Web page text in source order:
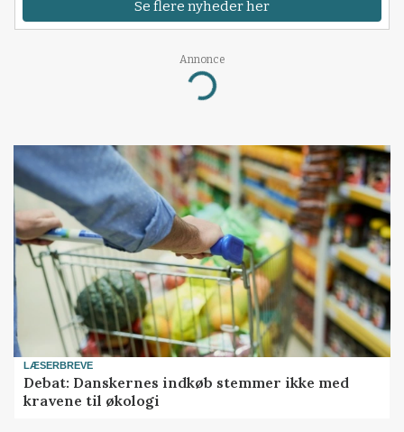
Se flere nyheder her
Annonce
Loading...
LÆSERBREVE
Debat: Danskernes indkøb stemmer ikke med
kravene til økologi